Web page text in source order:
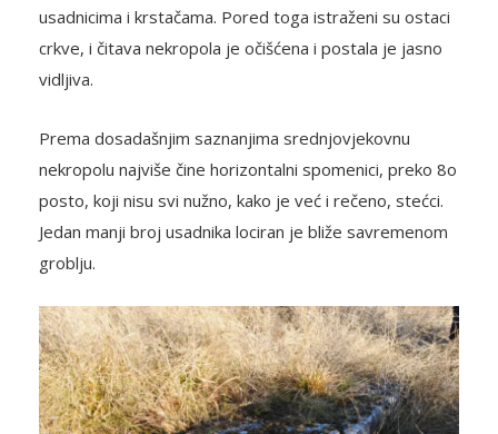
usadnicima i krstačama. Pored toga istraženi su ostaci
crkve, i čitava nekropola je očišćena i postala je jasno
vidljiva.
Prema dosadašnjim saznanjima srednjovjekovnu
nekropolu najviše čine horizontalni spomenici, preko 8o
posto, koji nisu svi nužno, kako je već i rečeno, stećci.
Jedan manji broj usadnika lociran je bliže savremenom
groblju.